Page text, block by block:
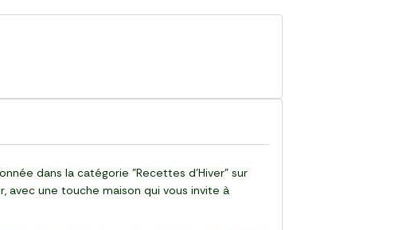
dans la catégorie "Recettes d'Hiver" sur
une touche maison qui vous invite à